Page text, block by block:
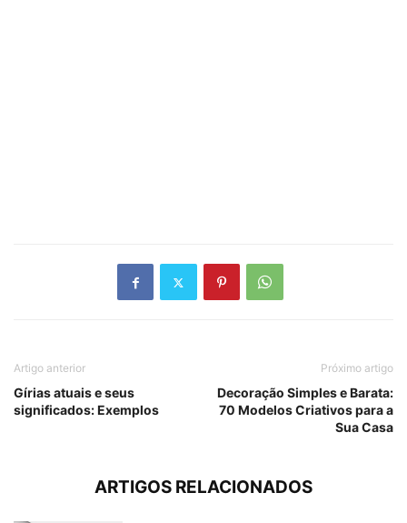
Artigo anterior
Gírias atuais e seus
significados: Exemplos
Próximo artigo
Decoração Simples e Barata:
70 Modelos Criativos para a
Sua Casa
ARTIGOS RELACIONADOS